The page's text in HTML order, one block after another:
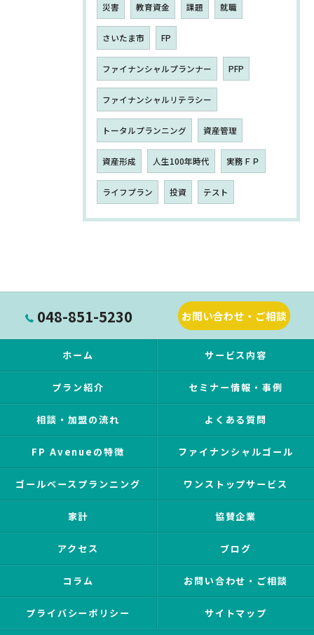
災害 教育資金 課題 就職
さいたま市 FP
ファイナンシャルプランナー PFP
ファイナンシャルリテラシー
トータルプランニング 資産管理
資産形成 人生100年時代 実務ＦＰ
ライフプラン 投資 テスト
048-851-5230 お問い合わせ・ご相談
ホーム サービス内容
プラン紹介 セミナー情報・事例
相談・加盟の流れ よくある質問
FP Avenueの特徴 ファイナンシャルゴール
ゴールベースプランニング ワンストップサービス
家計 協賛企業
アクセス ブログ
コラム お問い合わせ・ご相談
プライバシーポリシー サイトマップ